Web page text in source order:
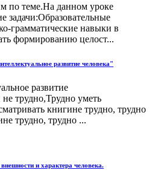
по теме.На данном уроке
задачи:Образовательные
грамматические навыки в
формированию целост...
развитие человека"
развитие
трудно,Трудно уметь
книгине трудно, трудно
трудно, трудно ...
и характера человека.